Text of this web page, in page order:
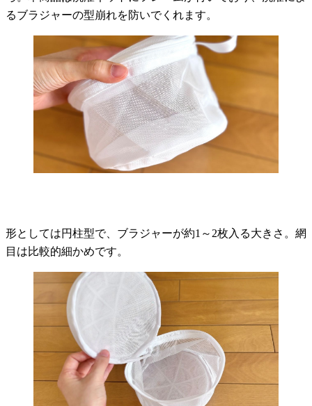
るブラジャーの型崩れを防いでくれます。
形としては円柱型で、ブラジャーが約1～2枚入る大きさ。網
目は比較的細かめです。